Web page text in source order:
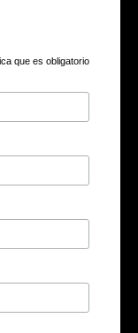
que es obligatorio